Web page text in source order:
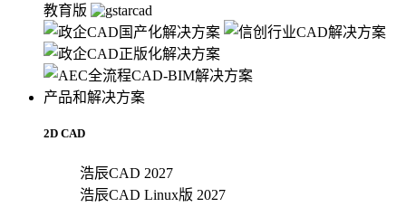
教育版
产品和解决方案
2D CAD
浩辰CAD 2027
浩辰CAD Linux版 2027